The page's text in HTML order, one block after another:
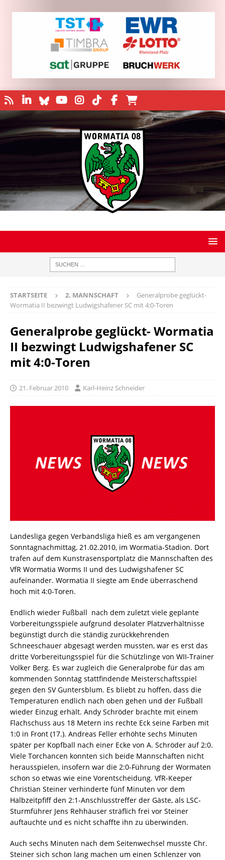
STARTSEITE 2. MANNSCHAFT
Generalprobe geglückt-
Wormatia II bezwingt Ludwigshafener SC mit 4:0-Toren
Generalprobe geglückt- Wormatia
II bezwingt Ludwigshafener SC
mit 4:0-Toren
21. Februar 2010 Karl-Heinz Schneider
Landesliga gegen Verbandsliga hieß es am vergangenen
Sonntagnachmittag, 21.02.2010, im Wormatia-Stadion. Dort
trafen auf dem Kunstrasensportplatz die Mannschaften des
VfR Wormatia Worms II und des Ludwigshafener SC
aufeinander. Wormatia II siegte am Ende überraschend
hoch mit 4:0-Toren.
Endlich wieder Fußball  nach dem zuletzt viele geplante
Vorbereitungsspiele aufgrund desolater Platzverhältnisse
begünstigt durch die ständig zurückkehrenden
Schneeschauer abgesagt werden mussten, war es erst das
dritte Vorbereitungsspiel für die Schützlinge von WII-Trainer
Volker Berg. Es war zugleich die Generalprobe für das am
kommenden Sonntag stattfindende Meisterschaftsspiel
gegen den SV Guntersblum. Es bliebt zu hoffen, dass die
Temperaturen endlich nach oben gehen und der Fußball
wieder Einzug erhält. Andy Schröder brachte mit einem
Flachschuss aus 18 Metern ins rechte Eck seine Farben mit
1:0 in Front (17.). Andreas Feller erhöhte sechs Minuten
später per Kopfball nach einer Ecke von A. Schröder auf 2:0.
Viele Torchancen konnten sich beide Mannschaften nicht
herausspielen, insofern war die 2:0-Führung der Wormaten
schon so etwas wie eine Vorentscheidung. VfR-Keeper
Christian Steiner verhinderte fünf Minuten vor dem
Halbzeitpfiff den 2:1-Anschlusstreffer der Gäste, als LSC-
Sturmführer Jens Rehhäuser sträflich frei vor Steiner
auftauchte und es nicht schaffte ihn zu überwinden.
Auch sechs Minuten nach dem Seitenwechsel musste Chr.
Steiner sich schon lang machen um einen Schlenzer von